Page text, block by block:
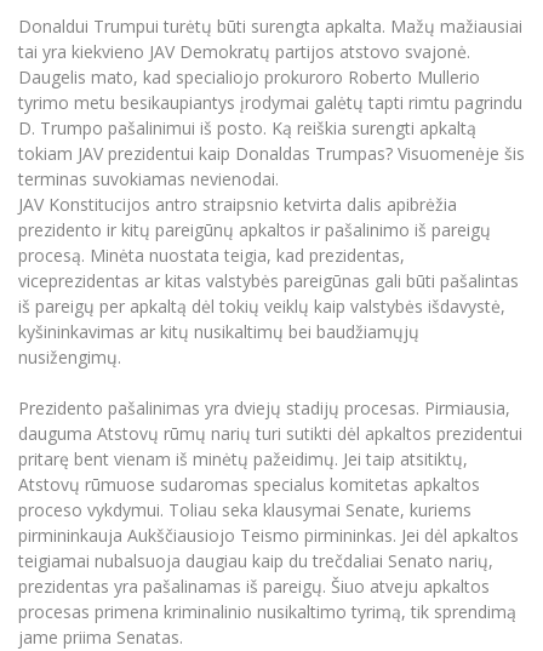
Estetinis ugdymas
Pramoginių šokių kolektyvas ,,Bolero”
Universiteto teatras
MRU pop vokalinis ansamblis (vadovas Artūras
Novikas)
MRU merginų choras
Dokumentai reglamentuojantys studijas
Neformaliuoju ir (ar) savišvietos būdu įgytų
kompetencijų vertinimas ir pripažinimas
Studijų organizavimas
Tarptautiniai mainai
Studentams
Erasmus+ mobilumas studijoms (SMS)
Erasmus+ mobilumas praktikoms (SMP)
Kitos galimybės
Darbuotojams
Partnerystės
Azijos centras
Vilniaus Karaliaus Sedžiongo institutas
Frankofoniškų šalių studijų centras
Skaitmeniniai ženkliukai
Karjeros centras
Emocinė gerovė
Mokslinės veiklos skatinimo fondas
Tarptautinių ekspertų tinklas
Atitikties mokslinių tyrimų etikai komitetas
Mokslo laboratorijos
Žmogaus, aplinkos ir technologijų (HET)
Doktorantūra
Projektai
Mokymų LAB
Mokslo naujienos
Kasmetiniai mokslo renginiai
Struktūra
Reitingai
Universiteto garbės nariai
Veiklos dokumentai
Akademinė etika
Darbas MRU
Universiteto simbolika
Naujienos
Tarptautiškumas
Studentams
Studentams
Darbuotojams
Partnerystės
Darnus vystymasis
Privatumo politika
Negalia ir individualieji poreikiai
Viešojo saugumo akademija
Žmogaus ir visuomenės studijų fakultetas
Viešojo valdymo ir verslo fakultetas
Sūduvos akademija
Pranešimai spaudai
Ekspertų sąrašas
Renginių kalendorius
Tinklalaidės
Bakalauro studijos
Magistrantūros studijos
Vadovų MBA
Švietimo ir kultūros vadovų MPA
Pedagogų rengimas
Doktorantūros studijos
Profesinės bakalauro studijos
Personalo valdymo centras
Privačių interesų deklaravimas
Informacija naujiems darbuotojams
Studijų Moodle (studijų vykdymui)
Darbuotojų Moodle (kompetencijų tobulinimui)
Donaldui Trumpui turėtų būti surengta apkalta. Mažų mažiausiai
tai yra kiekvieno JAV Demokratų partijos atstovo svajonė.
Daugelis mato, kad specialiojo prokuroro Roberto Mullerio
tyrimo metu besikaupiantys įrodymai galėtų tapti rimtu pagrindu
D. Trumpo pašalinimui iš posto. Ką reiškia surengti apkaltą
tokiam JAV prezidentui kaip Donaldas Trumpas? Visuomenėje šis
terminas suvokiamas nevienodai.
JAV Konstitucijos antro straipsnio ketvirta dalis apibrėžia
prezidento ir kitų pareigūnų apkaltos ir pašalinimo iš pareigų
procesą. Minėta nuostata teigia, kad prezidentas,
viceprezidentas ar kitas valstybės pareigūnas gali būti pašalintas
iš pareigų per apkaltą dėl tokių veiklų kaip valstybės išdavystė,
kyšininkavimas ar kitų nusikaltimų bei baudžiamųjų
nusižengimų.
Prezidento pašalinimas yra dviejų stadijų procesas. Pirmiausia,
dauguma Atstovų rūmų narių turi sutikti dėl apkaltos prezidentui
pritarę bent vienam iš minėtų pažeidimų. Jei taip atsitiktų,
Atstovų rūmuose sudaromas specialus komitetas apkaltos
proceso vykdymui. Toliau seka klausymai Senate, kuriems
pirmininkauja Aukščiausiojo Teismo pirmininkas. Jei dėl apkaltos
teigiamai nubalsuoja daugiau kaip du trečdaliai Senato narių,
prezidentas yra pašalinamas iš pareigų. Šiuo atveju apkaltos
procesas primena kriminalinio nusikaltimo tyrimą, tik sprendimą
jame priima Senatas.